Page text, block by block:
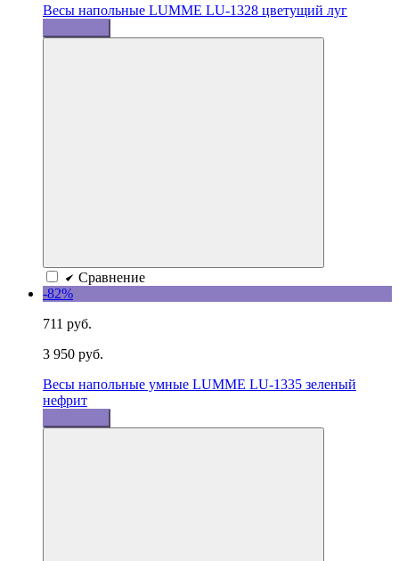
Весы напольные LUMME LU-1328 цветущий луг
Сравнение
-82%
711 руб.
3 950 руб.
Весы напольные умные LUMME LU-1335 зеленый
нефрит